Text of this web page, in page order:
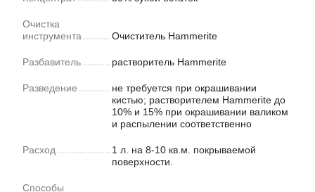
Очистка
инструмента
Очиститель Hammerite
Разбавитель растворитель Hammerite
Разведение
не требуется при окрашивании
кистью; растворителем Hammerite до
10% и 15% при окрашивании валиком
и распылении соответственно
Расход
1 л. на 8-10 кв.м. покрываемой
поверхности.
Способы